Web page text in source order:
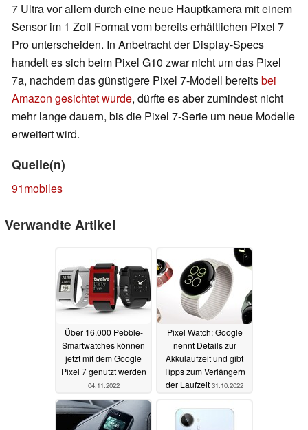
7 Ultra vor allem durch eine neue Hauptkamera mit einem
Sensor im 1 Zoll Format vom bereits erhältlichen Pixel 7
Pro unterscheiden. In Anbetracht der Display-Specs
handelt es sich beim Pixel G10 zwar nicht um das Pixel
7a, nachdem das günstigere Pixel 7-Modell bereitsbei
Amazon gesichtet wurde, dürfte es aber zumindest nicht
mehr lange dauern, bis die Pixel 7-Serie um neue Modelle
erweitert wird.
Quelle(n)
91mobiles
Verwandte Artikel
Über 16.000 Pebble-
Smartwatches können
jetzt mit dem Google
Pixel 7 genutzt werden
04.11.2022
Pixel Watch: Google
nennt Details zur
Akkulaufzeit und gibt
Tipps zum Verlängern
der Laufzeit 31.10.2022